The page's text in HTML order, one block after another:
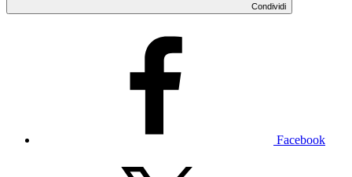
Condividi
Facebook